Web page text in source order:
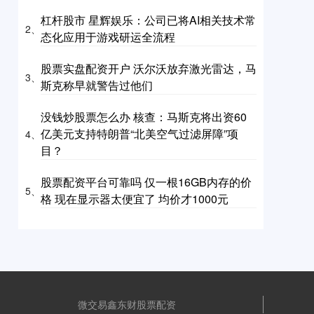
2、
杠杆股市 星辉娱乐：公司已将AI相关技术常
态化应用于游戏研运全流程
3、
股票实盘配资开户 沃尔沃放弃激光雷达，马
斯克称早就警告过他们
4、
没钱炒股票怎么办 核查：马斯克将出资60
亿美元支持特朗普“北美空气过滤屏障”项
目？
5、
股票配资平台可靠吗 仅一根16GB内存的价
格 现在显示器太便宜了 均价才1000元
微交易鑫东财股票配资